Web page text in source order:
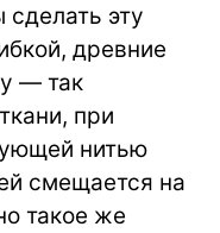
эту
древние
— так
при
нитью
смещается на
такое же